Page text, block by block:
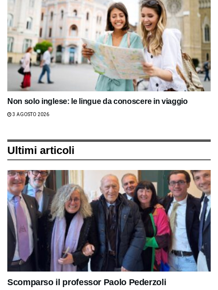
Non solo inglese: le lingue da conoscere in viaggio
3 AGOSTO 2026
Ultimi articoli
Scomparso il professor Paolo Pederzoli